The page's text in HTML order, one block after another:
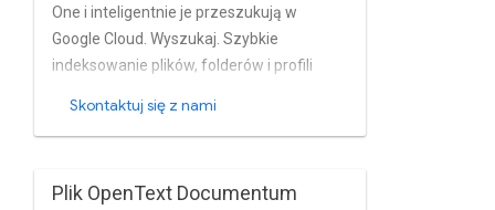
One i inteligentnie je przeszukują w
Google Cloud. Wyszukaj. Szybkie
indeksowanie plików, folderów i profili
czasie zbliżonym do rzeczywistego.
użytkownik i grupa a także instalacje
Skontaktuj się z nami
Plik OpenText Documentum